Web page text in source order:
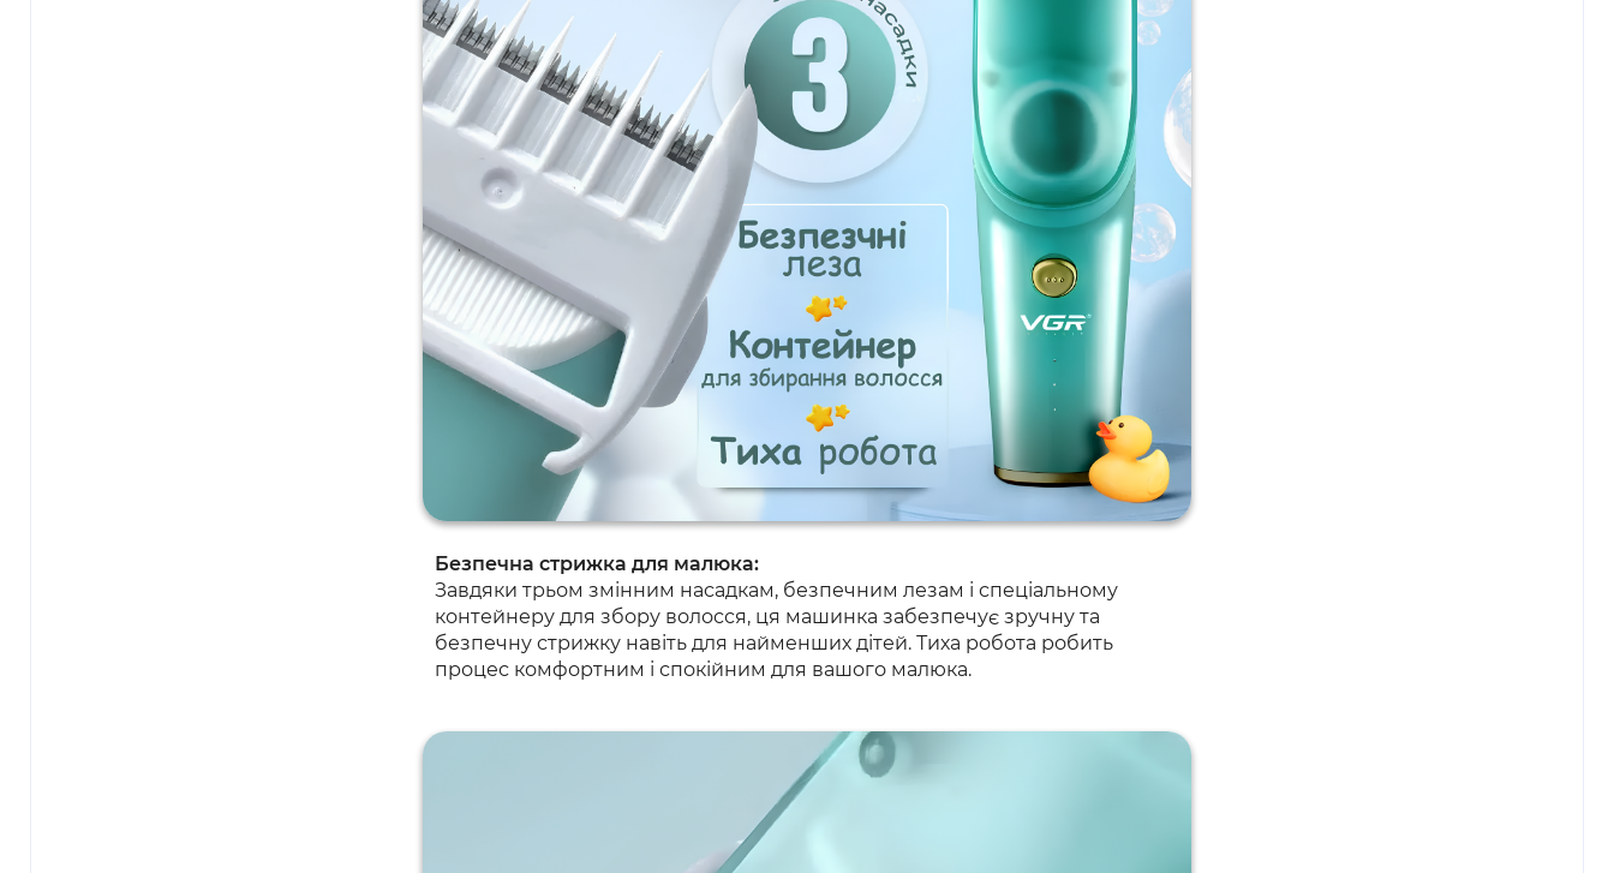
Безпечна стрижка для малюка:
Завдяки трьом змінним насадкам, безпечним лезам і спеціальному
контейнеру для збору волосся, ця машинка забезпечує зручну та
безпечну стрижку навіть для найменших дітей. Тиха робота робить
процес комфортним і спокійним для вашого малюка.